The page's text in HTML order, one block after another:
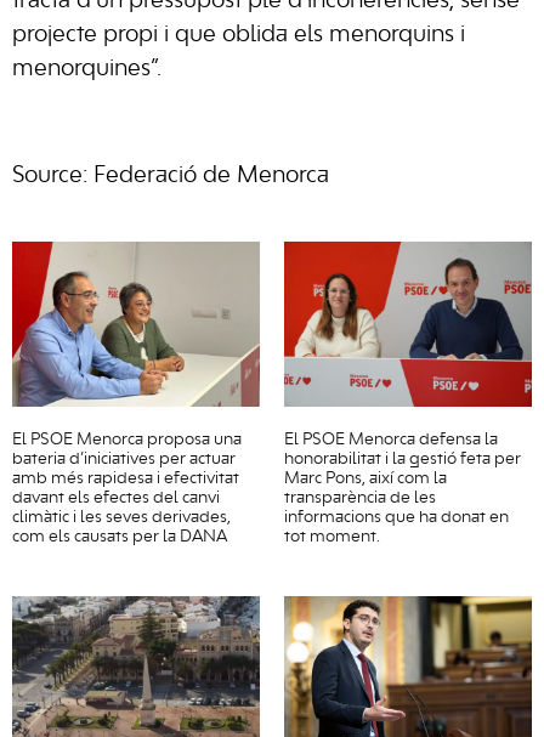
projecte propi i que oblida els menorquins i
menorquines”.
Source: Federació de Menorca
El PSOE Menorca proposa una
bateria d’iniciatives per actuar
amb més rapidesa i efectivitat
davant els efectes del canvi
climàtic i les seves derivades,
com els causats per la DANA
El PSOE Menorca defensa la
honorabilitat i la gestió feta per
Marc Pons, així com la
transparència de les
informacions que ha donat en
tot moment.